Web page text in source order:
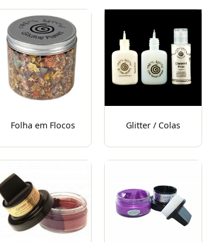
Folha em Flocos Glitter / Colas